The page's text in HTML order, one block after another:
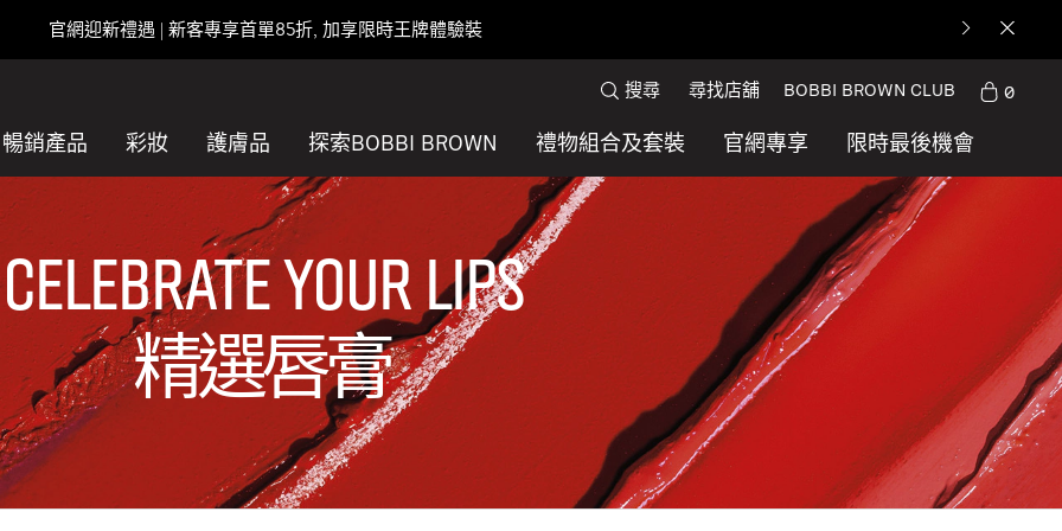
官網迎新禮遇 | 新客專享首單85折, 加享限時王牌體驗裝
暢銷產品 彩妝 護膚品 探索BOBBI BROWN 禮物組合及套裝 官網專享 限時最後機會
搜尋 尋找店舖 BOBBI BROWN CLUB 0
CELEBRATE YOUR LIPS
精選唇膏